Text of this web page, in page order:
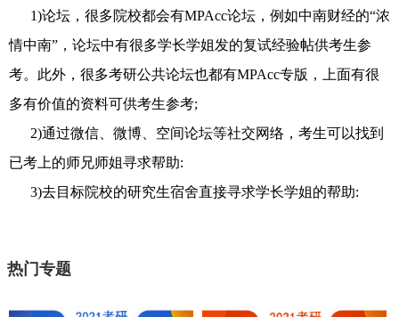
1)论坛，很多院校都会有MPAcc论坛，例如中南财经的“浓
情中南”，论坛中有很多学长学姐发的复试经验帖供考生参
考。此外，很多考研公共论坛也都有MPAcc专版，上面有很
多有价值的资料可供考生参考;
2)通过微信、微博、空间论坛等社交网络，考生可以找到
已考上的师兄师姐寻求帮助:
3)去目标院校的研究生宿舍直接寻求学长学姐的帮助:
热门专题